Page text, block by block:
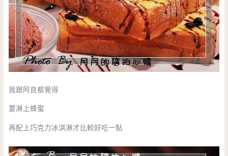
我跟阿良都覺得
要淋上蜂蜜
再配上巧克力冰淇淋才比較好吃一點